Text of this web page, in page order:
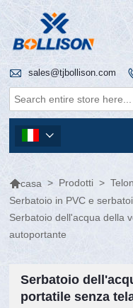
 sales@tjbollison.com

casa > Prodotti >
Serbatoio in PVC e
Serbatoio dell'acqua della
autoportante
Serbatoio
portatile senza